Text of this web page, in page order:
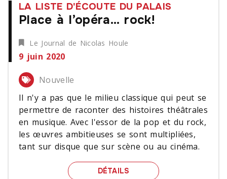
LA LISTE D'ÉCOUTE DU PALAIS
Place à l’opéra… rock!
Le Journal de Nicolas Houle
9 juin 2020
Nouvelle
Il n'y a pas que le milieu classique qui peut se
permettre de raconter des histoires théâtrales
en musique. Avec l'essor de la pop et du rock,
les œuvres ambitieuses se sont multipliées,
tant sur disque que sur scène ou au cinéma.
DÉTAILS PLACE À L’OPÉRA…